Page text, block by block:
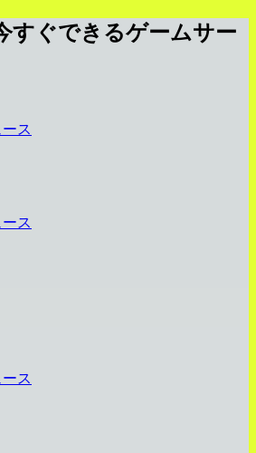
すぐできるゲームサー
ス
ス
ス